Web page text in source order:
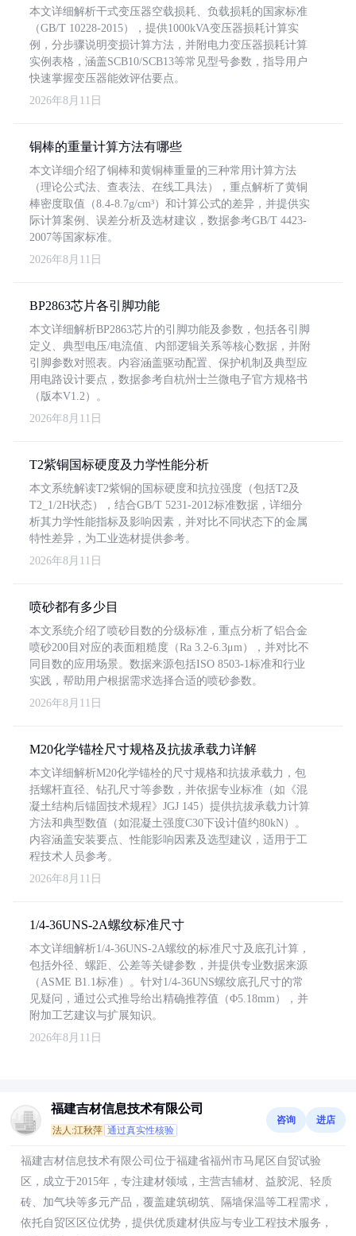
本文详细解析干式变压器空载损耗、负载损耗的国家标准
（GB/T 10228-2015），提供1000kVA变压器损耗计算实
例，分步骤说明变损计算方法，并附电力变压器损耗计算
实例表格，涵盖SCB10/SCB13等常见型号参数，指导用户
快速掌握变压器能效评估要点。
2026年8月11日
铜棒的重量计算方法有哪些
本文详细介绍了铜棒和黄铜棒重量的三种常用计算方法
（理论公式法、查表法、在线工具法），重点解析了黄铜
棒密度取值（8.4-8.7g/cm³）和计算公式的差异，并提供实
际计算案例、误差分析及选材建议，数据参考GB/T 4423-
2007等国家标准。
2026年8月11日
BP2863芯片各引脚功能
本文详细解析BP2863芯片的引脚功能及参数，包括各引脚
定义、典型电压/电流值、内部逻辑关系等核心数据，并附
引脚参数对照表。内容涵盖驱动配置、保护机制及典型应
用电路设计要点，数据参考自杭州士兰微电子官方规格书
（版本V1.2）。
2026年8月11日
T2紫铜国标硬度及力学性能分析
本文系统解读T2紫铜的国标硬度和抗拉强度（包括T2及
T2_1/2H状态），结合GB/T 5231-2012标准数据，详细分
析其力学性能指标及影响因素，并对比不同状态下的金属
特性差异，为工业选材提供参考。
2026年8月11日
喷砂都有多少目
本文系统介绍了喷砂目数的分级标准，重点分析了铝合金
喷砂200目对应的表面粗糙度（Ra 3.2-6.3μm），并对比不
同目数的应用场景。数据来源包括ISO 8503-1标准和行业
实践，帮助用户根据需求选择合适的喷砂参数。
2026年8月11日
M20化学锚栓尺寸规格及抗拔承载力详解
本文详细解析M20化学锚栓的尺寸规格和抗拔承载力，包
括螺杆直径、钻孔尺寸等参数，并依据专业标准（如《混
凝土结构后锚固技术规程》JGJ 145）提供抗拔承载力计算
方法和典型数值（如混凝土强度C30下设计值约80kN）。
内容涵盖安装要点、性能影响因素及选型建议，适用于工
程技术人员参考。
2026年8月11日
1/4-36UNS-2A螺纹标准尺寸
本文详细解析1/4-36UNS-2A螺纹的标准尺寸及底孔计算，
包括外径、螺距、公差等关键参数，并提供专业数据来源
（ASME B1.1标准）。针对1/4-36UNS螺纹底孔尺寸的常
见疑问，通过公式推导给出精确推荐值（Φ5.18mm），并
附加工艺建议与扩展知识。
2026年8月11日
福建吉材信息技术有限公司
法人:江秋萍 通过真实性核验
咨询 进店
福建吉材信息技术有限公司位于福建省福州市马尾区自贸试验
区，成立于2015年，专注建材领域，主营吉辅材、益胶泥、轻质
砖、加气块等多元产品，覆盖建筑砌筑、隔墙保温等工程需求，
依托自贸区区位优势，提供优质建材供应与专业工程技术服务，